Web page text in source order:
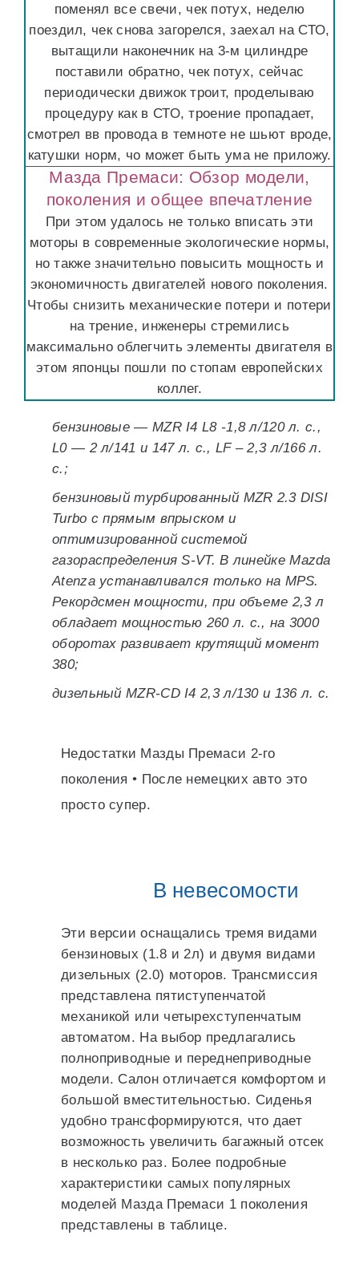
поменял все свечи, чек потух, неделю
поездил, чек снова загорелся, заехал на СТО,
вытащили наконечник на 3-м цилиндре
поставили обратно, чек потух, сейчас
периодически движок троит, проделываю
процедуру как в СТО, троение пропадает,
смотрел вв провода в темноте не шьют вроде,
катушки норм, чо может быть ума не приложу.
Мазда Премаси: Обзор модели,
поколения и общее впечатление
При этом удалось не только вписать эти
моторы в современные экологические нормы,
но также значительно повысить мощность и
экономичность двигателей нового поколения.
Чтобы снизить механические потери и потери
на трение, инженеры стремились
максимально облегчить элементы двигателя в
этом японцы пошли по стопам европейских
коллег.
бензиновые — MZR I4 L8 -1,8 л/120 л. с.,
L0 — 2 л/141 и 147 л. с., LF – 2,3 л/166 л.
с.;
бензиновый турбированный MZR 2.3 DISI
Turbo с прямым впрыском и
оптимизированной системой
газораспределения S-VT. В линейке Mazda
Atenza устанавливался только на MPS.
Рекордсмен мощности, при объеме 2,3 л
обладает мощностью 260 л. с., на 3000
оборотах развивает крутящий момент
380;
дизельный MZR-CD I4 2,3 л/130 и 136 л. с.
Недостатки Мазды Премаси 2-го
поколения • После немецких авто это
просто супер.
В невесомости
Эти версии оснащались тремя видами
бензиновых (1.8 и 2л) и двумя видами
дизельных (2.0) моторов. Трансмиссия
представлена пятиступенчатой
механикой или четырехступенчатым
автоматом. На выбор предлагались
полноприводные и переднеприводные
модели. Салон отличается комфортом и
большой вместительностью. Сиденья
удобно трансформируются, что дает
возможность увеличить багажный отсек
в несколько раз. Более подробные
характеристики самых популярных
моделей Мазда Премаси 1 поколения
представлены в таблице.